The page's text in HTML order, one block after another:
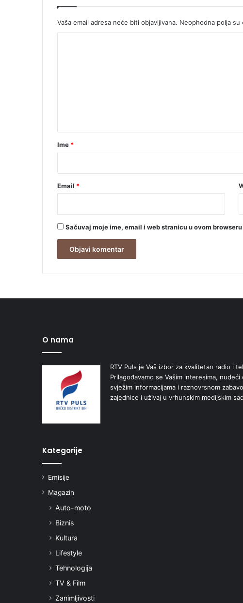
Vaša email adresa neće biti objavljivana. Neophodna polja su
r
Ime *
Email *
Sačuvaj moje ime, email i web stranicu u ovom
O nama
RTV Puls je Vaš izbor za kvalitetan radio i
Prilagođavamo se Vašim interesima,
svježim informacijama i raznovrsnom
zajednice i uživaj u vrhunskim medijskim
Kategorije
Emisije
Magazin
Auto-moto
Biznis
Kultura
Lifestyle
Tehnologija
TV & Film
Zanimljivosti